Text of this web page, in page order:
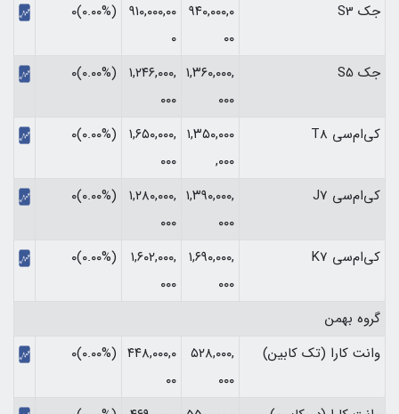
جک S3
۹۴۰,۰۰۰,۰
۰۰
۹۱۰,۰۰۰,۰۰
۰
(۰.۰۰%)۰
جک S5
۱,۳۶۰,۰۰۰,
۰۰۰
۱,۲۴۶,۰۰۰,
۰۰۰
(۰.۰۰%)۰
کی‌ام‌سی T8
۱,۳۵۰,۰۰۰
,۰۰۰
۱,۶۵۰,۰۰۰,
۰۰۰
(۰.۰۰%)۰
کی‌ام‌سی J7
۱,۳۹۰,۰۰۰,
۰۰۰
۱,۲۸۰,۰۰۰,
۰۰۰
(۰.۰۰%)۰
کی‌ام‌سی K7
۱,۶۹۰,۰۰۰,
۰۰۰
۱,۶۰۲,۰۰۰,
۰۰۰
(۰.۰۰%)۰
گروه بهمن
وانت کارا (تک کابین)
۵۲۸,۰۰۰,
۰۰۰
۴۴۸,۰۰۰,۰
۰۰
(۰.۰۰%)۰